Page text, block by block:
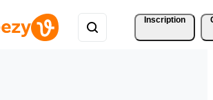
Inscription